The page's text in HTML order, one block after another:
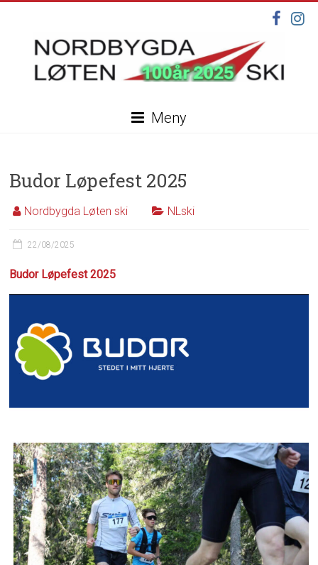
content
Velkommen
vår
hjemmeside,
oppdatering
Meny
Budor Løpefest 2025
Nordbygda Løten ski NLski
22/08/2025
Budor Løpefest 2025